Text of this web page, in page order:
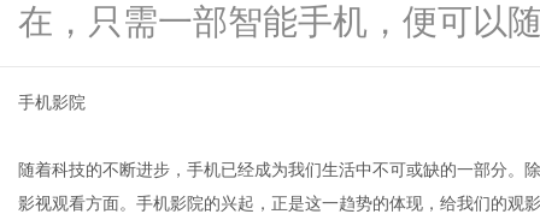
在，只需一部智能手机，便可以
手机影院
随着科技的不断进步，手机已经成为我们生活中不可或缺的一部分。
影视观看方面。手机影院的兴起，正是这一趋势的体现，给我们的观